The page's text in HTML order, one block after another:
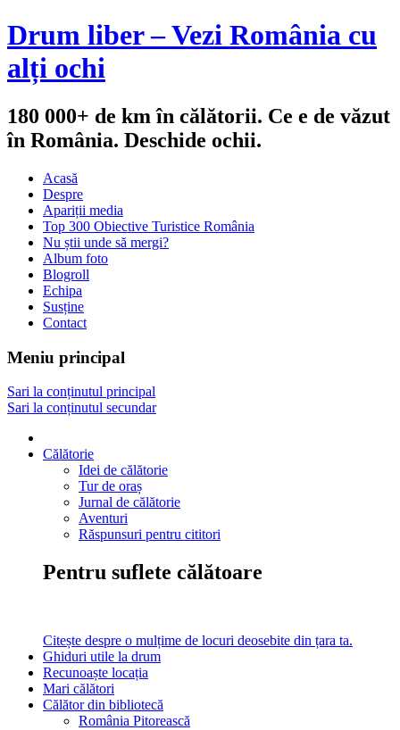
Drum liber – Vezi România cu
alți ochi
180 000+ de km în călătorii. Ce e de văzut
în România. Deschide ochii.
Acasă
Despre
Apariții media
Top 300 Obiective Turistice România
Nu știi unde să mergi?
Album foto
Blogroll
Echipa
Susține
Contact
Meniu principal
Sari la conținutul principal
Sari la conținutul secundar
Călătorie
Idei de călătorie
Tur de oraș
Jurnal de călătorie
Aventuri
Răspunsuri pentru cititori
Pentru suflete călătoare
Citește despre o mulțime de locuri deosebite din țara ta.
Ghiduri utile la drum
Recunoaște locația
Mari călători
Călător din bibliotecă
România Pitorească